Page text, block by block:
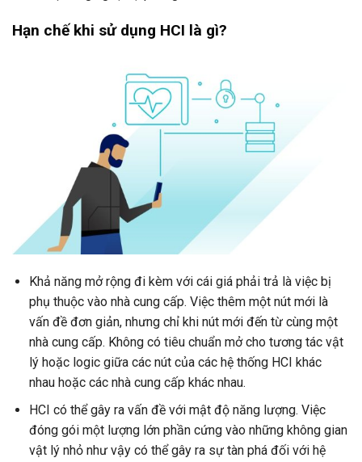
Hạn chế khi sử dụng HCI là gì?
Khả năng mở rộng đi kèm với cái giá phải trả là việc bị
phụ thuộc vào nhà cung cấp. Việc thêm một nút mới là
vấn đề đơn giản, nhưng chỉ khi nút mới đến từ cùng một
nhà cung cấp. Không có tiêu chuẩn mở cho tương tác vật
lý hoặc logic giữa các nút của các hệ thống HCI khác
nhau hoặc các nhà cung cấp khác nhau.
HCI có thể gây ra vấn đề với mật độ năng lượng. Việc
đóng gói một lượng lớn phần cứng vào những không gian
vật lý nhỏ như vậy có thể gây ra sự tàn phá đối với hệ